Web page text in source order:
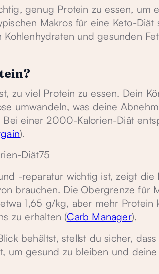
genug Protein zu essen, um
Makros für eine Keto-Diät
und gesunden
zu viel Protein zu essen. Dein
umwandeln, was deine
einer 2000-Kalorien-Diät
).
Diät75
-reparatur wichtig ist, zeigt die
brauchen. Die Obergrenze für
1,65 g/kg, aber mehr Protein
zu erhalten (Carb Manager).
behältst, stellst du sicher,
um gesund zu bleiben und